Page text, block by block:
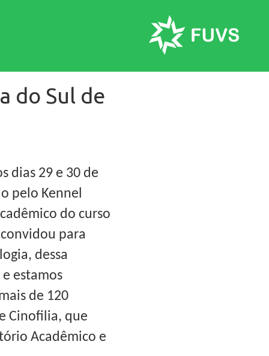
do Sul de
dias 29 e 30 de
pelo Kennel
do curso
para
dessa
estamos
de 120
Cinofilia, que
Acadêmico e